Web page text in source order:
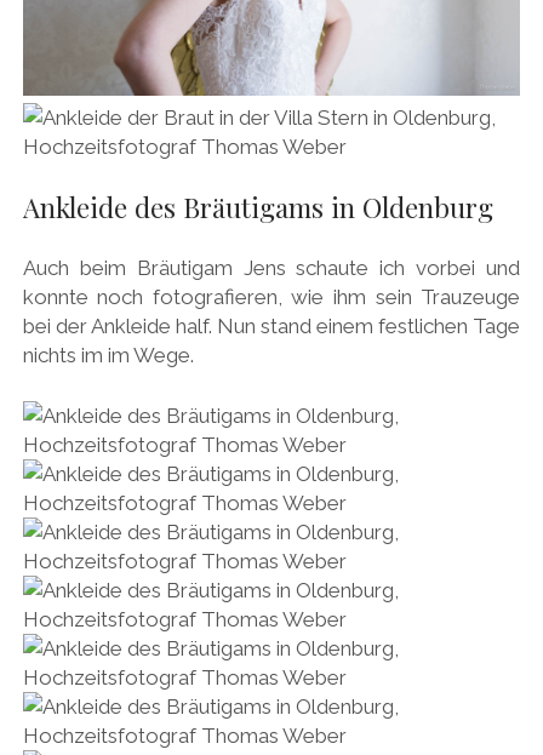
Ankleide des Bräutigams in Oldenburg
Auch beim Bräutigam Jens schaute ich vorbei und
konnte noch fotografieren, wie ihm sein Trauzeuge
bei der Ankleide half. Nun stand einem festlichen Tage
nichts im im Wege.